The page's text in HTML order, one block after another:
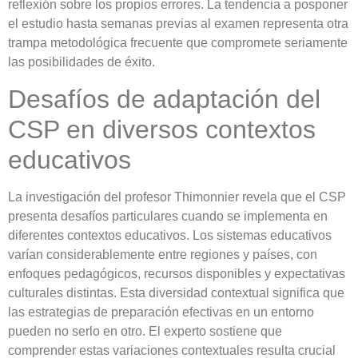
reflexión sobre los propios errores. La tendencia a posponer
el estudio hasta semanas previas al examen representa otra
trampa metodológica frecuente que compromete seriamente
las posibilidades de éxito.
Desafíos de adaptación del
CSP en diversos contextos
educativos
La investigación del profesor Thimonnier revela que el CSP
presenta desafíos particulares cuando se implementa en
diferentes contextos educativos. Los sistemas educativos
varían considerablemente entre regiones y países, con
enfoques pedagógicos, recursos disponibles y expectativas
culturales distintas. Esta diversidad contextual significa que
las estrategias de preparación efectivas en un entorno
pueden no serlo en otro. El experto sostiene que
comprender estas variaciones contextuales resulta crucial